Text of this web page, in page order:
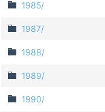
1985/
1987/
1988/
1989/
1990/